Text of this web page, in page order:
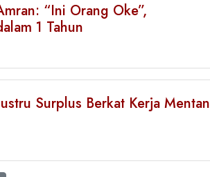
“Ini Orang Oke”,
1 Tahun
Surplus Berkat Kerja Mentan